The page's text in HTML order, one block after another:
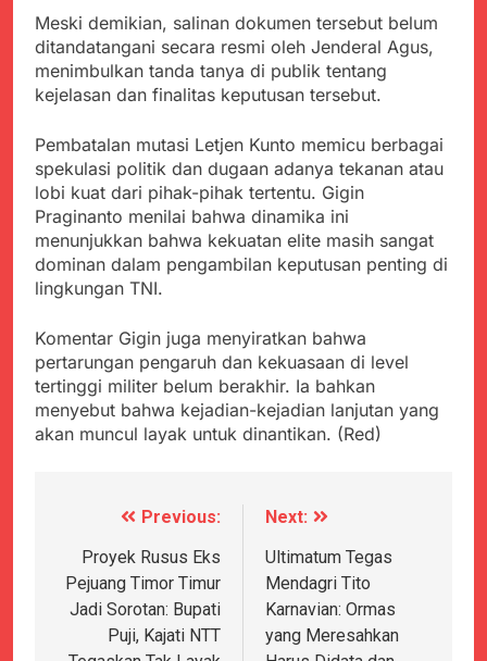
Disorot karena Dinilai
Bertentangan dengan
Edaran Disdik Jabar
Maritim Indonesia
Bantah Isu Mogok
Nasional TKBM: “Belum
Ada Keputusan Resmi”
Agustus 3, 2026
Meski demikian, salinan dokumen tersebut belum
ditandatangani secara resmi oleh Jenderal Agus,
menimbulkan tanda tanya di publik tentang
kejelasan dan finalitas keputusan tersebut.
Pembatalan mutasi Letjen Kunto memicu berbagai
spekulasi politik dan dugaan adanya tekanan atau
lobi kuat dari pihak-pihak tertentu. Gigin
Praginanto menilai bahwa dinamika ini
menunjukkan bahwa kekuatan elite masih sangat
dominan dalam pengambilan keputusan penting di
lingkungan TNI.
Komentar Gigin juga menyiratkan bahwa
pertarungan pengaruh dan kekuasaan di level
tertinggi militer belum berakhir. Ia bahkan
menyebut bahwa kejadian-kejadian lanjutan yang
akan muncul layak untuk dinantikan. (Red)
Navigasi
pos
Previous:
Proyek Rusus Eks
Pejuang Timor Timur
Jadi Sorotan: Bupati
Puji, Kajati NTT
Next:
Ultimatum Tegas
Mendagri Tito
Karnavian: Ormas
yang Meresahkan